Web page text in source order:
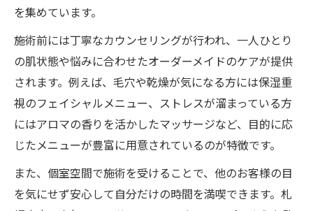
を集めています。
施術前には丁寧なカウンセリングが行われ、一人ひとり
の肌状態や悩みに合わせたオーダーメイドのケアが提供
されます。例えば、毛穴や乾燥が気になる方には保湿重
視のフェイシャルメニュー、ストレスが溜まっている方
にはアロマの香りを活かしたマッサージなど、目的に応
じたメニューが豊富に用意されているのが特徴です。
また、個室空間で施術を受けることで、他のお客様の目
を気にせず安心して自分だけの時間を満喫できます。札